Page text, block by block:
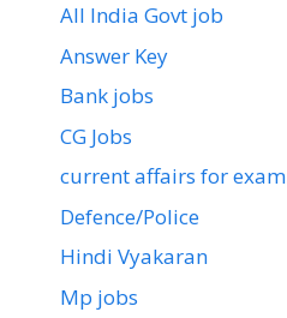
All India Govt job
Answer Key
Bank jobs
CG Jobs
current affairs for exam
Defence/Police
Hindi Vyakaran
Mp jobs